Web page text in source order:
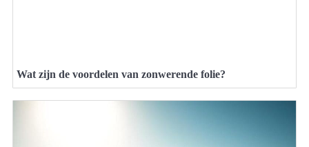
Wat zijn de voordelen van zonwerende folie?